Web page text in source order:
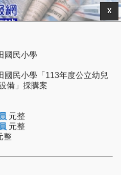
X
國民小學
國民小學「113年度公立幼兒
備」採購案
元整
元整
整